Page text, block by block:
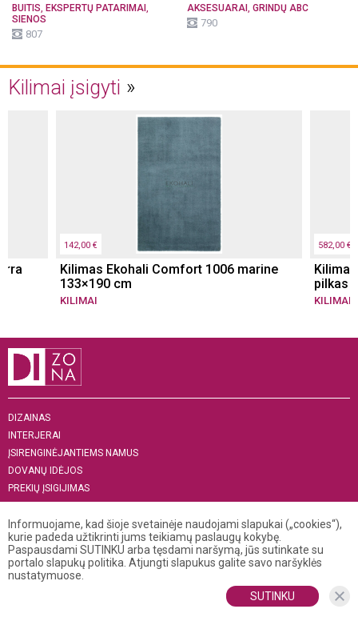
BUITIS, EKSPERTŲ PATARIMAI ,
SIENOS
807
AKSESUARAI , GRINDŲ ABC
790
Kilimai įsigyti
142,00 €
Kilimas Ekohali Comfort 1006 marine
133×190 cm
KILIMAI
582,00 €
pilkas
KILIMAI
DIZAINAS
INTERJERAI
ĮSIRENGINĖJANTIEMS NAMUS
DOVANŲ IDĖJOS
PREKIŲ ĮSIGIJIMAS
APIE MUS
„MENAS INTERJERUI 2019“
+370 521 04 141
info@dizona.lt
Visos teisės saugomos. © 2026 DIZONA
Kopijuoti, dauginti bei platinti puslapio turinį galima tik gavus raštišką
Informuojame, kad šioje svetainėje naudojami slapukai („cookies“),
kurie padeda užtikrinti jums teikiamų paslaugų kokybę.
Paspausdami SUTINKU arba tęsdami naršymą, jūs sutinkate su
portalo slapukų politika. Atjungti slapukus galite savo naršyklės
nustatymuose.
SUTINKU